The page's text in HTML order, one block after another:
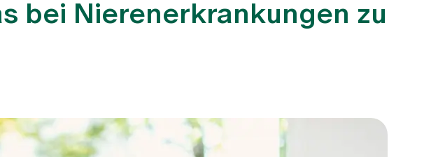
bei Nierenerkrankungen zu